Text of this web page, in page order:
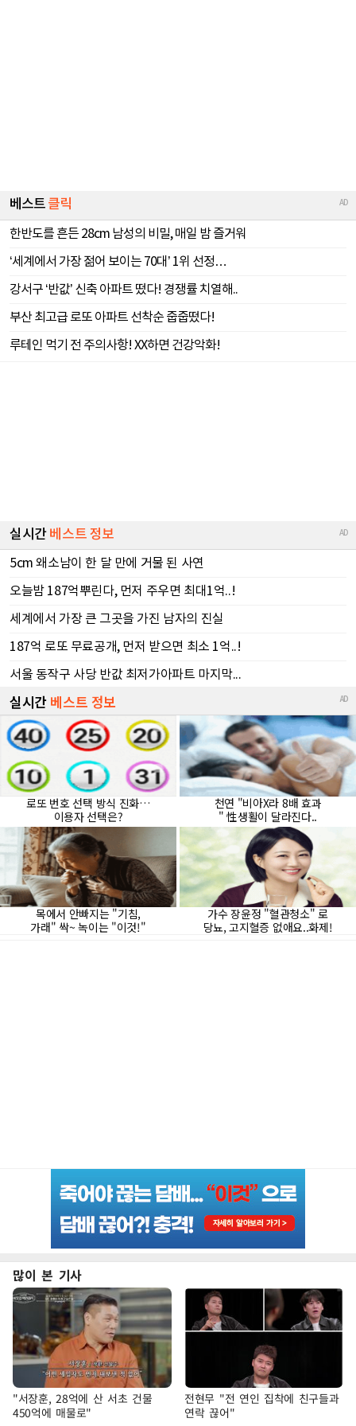
많이 본 기사
"서장훈, 28억에 산 서초 건물
450억에 매물로"
전현무 "전 연인 집착에 친구들과
연락 끊어"